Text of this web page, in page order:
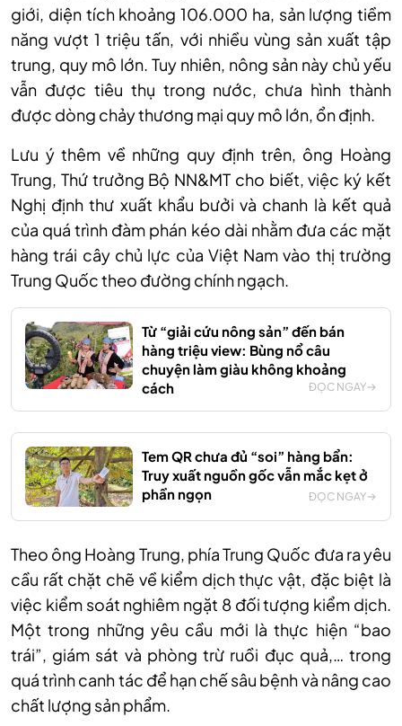
giới, diện tích khoảng 106.000 ha, sản lượng tiềm
năng vượt 1 triệu tấn, với nhiều vùng sản xuất tập
trung, quy mô lớn. Tuy nhiên, nông sản này chủ yếu
vẫn được tiêu thụ trong nước, chưa hình thành
được dòng chảy thương mại quy mô lớn, ổn định.
Lưu ý thêm về những quy định trên, ông Hoàng
Trung, Thứ trưởng Bộ NN&MT cho biết, việc ký kết
Nghị định thư xuất khẩu bưởi và chanh là kết quả
của quá trình đàm phán kéo dài nhằm đưa các mặt
hàng trái cây chủ lực của Việt Nam vào thị trường
Trung Quốc theo đường chính ngạch.
Từ “giải cứu nông sản” đến bán
hàng triệu view: Bùng nổ câu
chuyện làm giàu không khoảng
cách
ĐỌC NGAY
Tem QR chưa đủ “soi” hàng bẩn:
Truy xuất nguồn gốc vẫn mắc kẹt ở
phần ngọn
ĐỌC NGAY
Theo ông Hoàng Trung, phía Trung Quốc đưa ra yêu
cầu rất chặt chẽ về kiểm dịch thực vật, đặc biệt là
việc kiểm soát nghiêm ngặt 8 đối tượng kiểm dịch.
Một trong những yêu cầu mới là thực hiện “bao
trái”, giám sát và phòng trừ ruồi đục quả,… trong
quá trình canh tác để hạn chế sâu bệnh và nâng cao
chất lượng sản phẩm.